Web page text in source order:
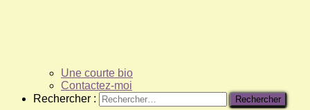
Une courte bio
Contactez-moi
Rechercher :